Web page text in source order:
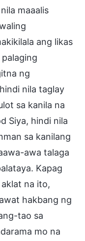
maaalis
ang likas
ng
nila taglay
sa kanila na
Siya, hindi nila
sa kanilang
awa talaga
Kapag
na ito,
hakbang ng
tao sa
mo na